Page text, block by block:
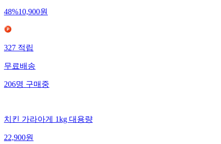
48%10,900원
327적립
무료배송
206명구매중
치킨 가라아게 1kg 대용량
22,900원